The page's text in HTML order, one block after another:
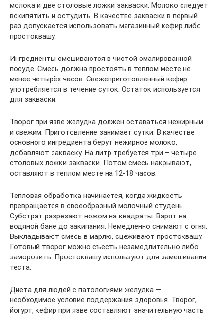
молока и две столовые ложки закваски. Молоко следует
вскипятить и остудить. В качестве закваски в первый
раз допускается использовать магазинный кефир либо
простоквашу.
Ингредиенты смешиваются в чистой эмалированной
посуде. Смесь должна простоять в теплом месте не
менее четырёх часов. Свежеприготовленный кефир
употребляется в течение суток. Остаток используется
для закваски.
Творог при язве желудка должен оставаться нежирным
и свежим. Приготовление занимает сутки. В качестве
основного ингредиента берут нежирное молоко,
добавляют закваску. На литр требуется три – четыре
столовых ложки закваски. Потом смесь накрывают,
оставляют в теплом месте на 12-18 часов.
Тепловая обработка начинается, когда жидкость
превращается в своеобразный молочный студень.
Субстрат разрезают ножом на квадраты. Варят на
водяной бане до закипания. Немедленно снимают с огня.
Выкладывают смесь в марлю, сцеживают простоквашу.
Готовый творог можно съесть незамедлительно либо
заморозить. Простоквашу используют для замешивания
теста.
Диета для людей с патологиями желудка —
необходимое условие поддержания здоровья. Творог,
йогурт, кефир при язве составляют значительную часть